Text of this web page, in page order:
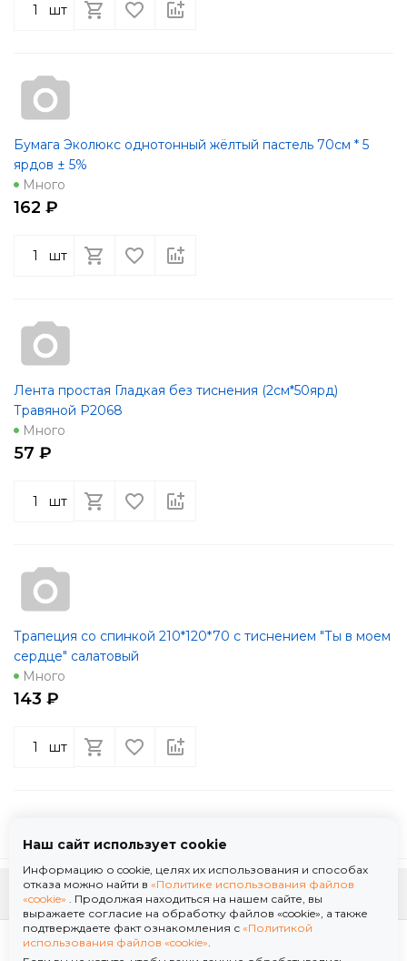
шт
Бумага Эколюкс однотонный жёлтый пастель 70см * 5
ярдов ± 5%
Много
162 ₽
шт
Лента простая Гладкая без тиснения (2см*50ярд)
Травяной Р2068
Много
57 ₽
шт
Трапеция со спинкой 210*120*70 с тиснением "Ты в моем
сердце" салатовый
Много
143 ₽
шт
К началу страницы
Политика обработки персональных данных
Политика использования файлов «cookie»
Наш сайт использует cookie
Информацию о cookie, целях их использования и способах
отказа можно найти в «Политике использования файлов
«cookie» . Продолжая находиться на нашем сайте, вы
выражаете согласие на обработку файлов «cookie», а также
подтверждаете факт ознакомления с «Политикой
использования файлов «cookie».